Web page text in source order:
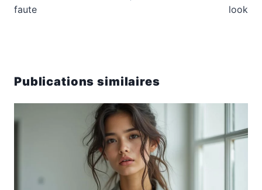
faute
look
Publications similaires